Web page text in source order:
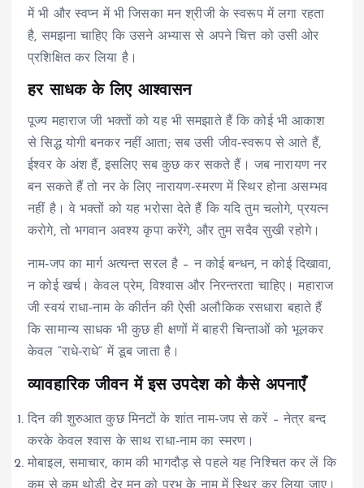
में भी और स्वप्न में भी जिसका मन श्रीजी के स्वरूप में लगा रहता
है, समझना चाहिए कि उसने अभ्यास से अपने चित्त को उसी ओर
प्रशिक्षित कर लिया है।
हर साधक के लिए आश्वासन
पूज्य महाराज जी भक्तों को यह भी समझाते हैं कि कोई भी आकाश
से सिद्ध योगी बनकर नहीं आता; सब उसी जीव‑स्वरूप से आते हैं,
ईश्वर के अंश हैं, इसलिए सब कुछ कर सकते हैं। जब नारायण नर
बन सकते हैं तो नर के लिए नारायण‑स्मरण में स्थिर होना असम्भव
नहीं है। वे भक्तों को यह भरोसा देते हैं कि यदि तुम चलोगे, प्रयत्न
करोगे, तो भगवान अवश्य कृपा करेंगे, और तुम सदैव सुखी रहोगे।
नाम‑जप का मार्ग अत्यन्त सरल है – न कोई बन्धन, न कोई दिखावा,
न कोई खर्च। केवल प्रेम, विश्वास और निरन्तरता चाहिए। महाराज
जी स्वयं राधा‑नाम के कीर्तन की ऐसी अलौकिक रसधारा बहाते हैं
कि सामान्य साधक भी कुछ ही क्षणों में बाहरी चिन्ताओं को भूलकर
केवल “राधे‑राधे” में डूब जाता है।
व्यावहारिक जीवन में इस उपदेश को कैसे अपनाएँ
दिन की शुरुआत कुछ मिनटों के शांत नाम‑जप से करें – नेत्र बन्द
करके केवल श्वास के साथ राधा‑नाम का स्मरण।
मोबाइल, समाचार, काम की भागदौड़ से पहले यह निश्चित कर लें कि
कम से कम थोड़ी देर मन को प्रभु के नाम में स्थिर कर लिया जाए।